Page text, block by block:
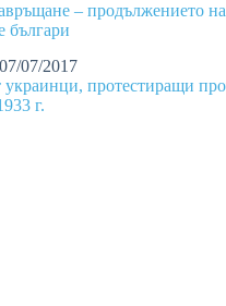
– продължението на
българи
07/07/2017